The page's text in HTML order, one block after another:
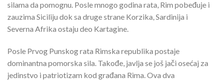
silama da pomognu. Posle mnogo godina rata, Rim pobeđuje i
zauzima Siciliju dok sa druge strane Korzika, Sardinija i
Severna Afrika ostaju deo Kartagine.
Posle Prvog Punskog rata Rimska republika postaje
dominantna pomorska sila. Takođe, javlja se još jači osećaj za
jedinstvo i patriotizam kod građana Rima. Ova dva